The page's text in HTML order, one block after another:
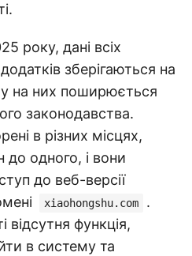
року, дані всіх
зберігаються на
на них поширюється
законодавства.
в різних місцях,
одного, і вони
до веб-версії
xiaohongshu.com
.
відсутня функція,
в систему та